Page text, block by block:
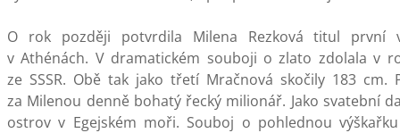
O rok později potvrdila Milena Rezková titul první
v Athénách. V dramatickém souboji o zlato zdolala v
ze SSSR. Obě tak jako třetí Mračnová skočily 183 cm.
za Milenou denně bohatý řecký milionář. Jako svatební
ostrov v Egejském moři. Souboj o pohlednou